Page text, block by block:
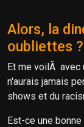
Alors, la
oubliettes ?
Et me voilÃ avec
n'aurais jamais
shows et du
Est-ce une